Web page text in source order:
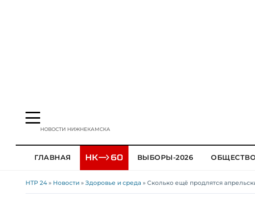
НОВОСТИ НИЖНЕКАМСКА
ГЛАВНАЯ ВЫБОРЫ-2026
НТР 24 » Новости » Здоровье и среда » Сколько ещё продлятся